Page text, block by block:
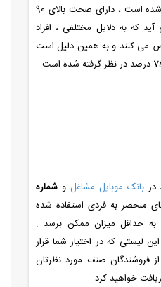
جمع آوری شده است ، دارای صحت بالای 90
که به دلایل مختلفی ، افراد
می کنند و به همین دلیل است
دربانک موبایل مشاغل و شماره
منحصر به فردی استفاده شده
حداقل میزان ممکن برسد .
لیستی که در اختیار شما قرار
فروشندگان صنف مورد نظرتان
خواهید کرد .